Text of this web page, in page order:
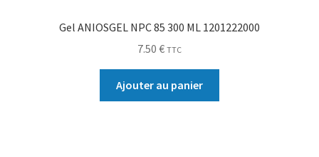
Gel ANIOSGEL NPC 85 300 ML 1201222000
7.50 € TTC
Ajouter au panier